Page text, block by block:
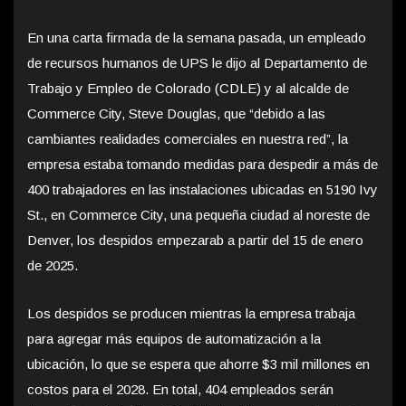
En una carta firmada de la semana pasada, un empleado
de recursos humanos de UPS le dijo al Departamento de
Trabajo y Empleo de Colorado (CDLE) y al alcalde de
Commerce City, Steve Douglas, que “debido a las
cambiantes realidades comerciales en nuestra red”, la
empresa estaba tomando medidas para despedir a más de
400 trabajadores en las instalaciones ubicadas en 5190 Ivy
St., en Commerce City, una pequeña ciudad al noreste de
Denver, los despidos empezarab a partir del 15 de enero
de 2025.
Los despidos se producen mientras la empresa trabaja
para agregar más equipos de automatización a la
ubicación, lo que se espera que ahorre $3 mil millones en
costos para el 2028. En total, 404 empleados serán